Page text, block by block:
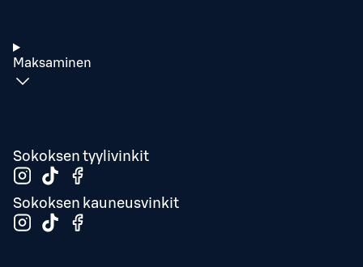
Maksaminen
Sokoksen tyylivinkit
Sokoksen kauneusvinkit